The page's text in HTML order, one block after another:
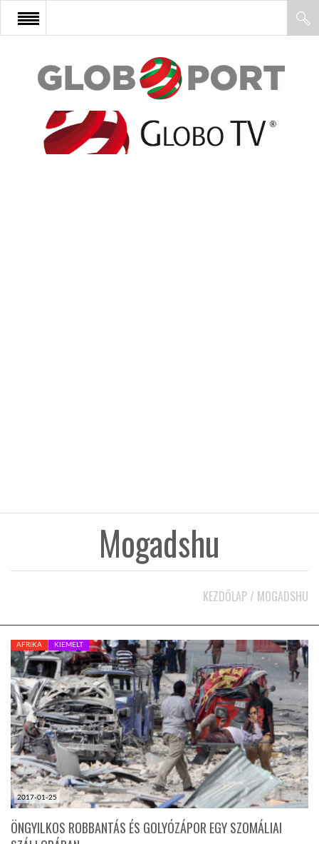
FŐOLDAL
AFRIKA
HÍR3D
TROPICALMAGAZIN
GLOBOTV
AFRIKA TUDÁSTÁR
A NAP SZÉPE
Mogadshu
KEZDŐLAP / MOGADSHU
2017-01-25
AFRIKA KIEMELT
ÖNGYILKOS ROBBANTÁS ÉS GOLYÓZÁPOR EGY SZOMÁLIAI